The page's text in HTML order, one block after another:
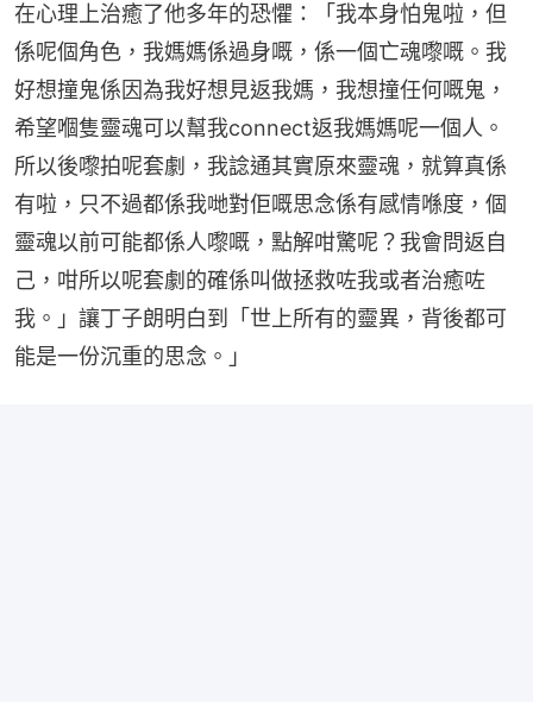
在心理上治癒了他多年的恐懼：「我本身怕鬼啦，但
係呢個角色，我媽媽係過身嘅，係一個亡魂嚟嘅。我
好想撞鬼係因為我好想見返我媽，我想撞任何嘅鬼，
希望嗰隻靈魂可以幫我connect返我媽媽呢一個人。
所以後嚟拍呢套劇，我諗通其實原來靈魂，就算真係
有啦，只不過都係我哋對佢嘅思念係有感情喺度，個
靈魂以前可能都係人嚟嘅，點解咁驚呢？我會問返自
己，咁所以呢套劇的確係叫做拯救咗我或者治癒咗
我。」讓丁子朗明白到「世上所有的靈異，背後都可
能是一份沉重的思念。」